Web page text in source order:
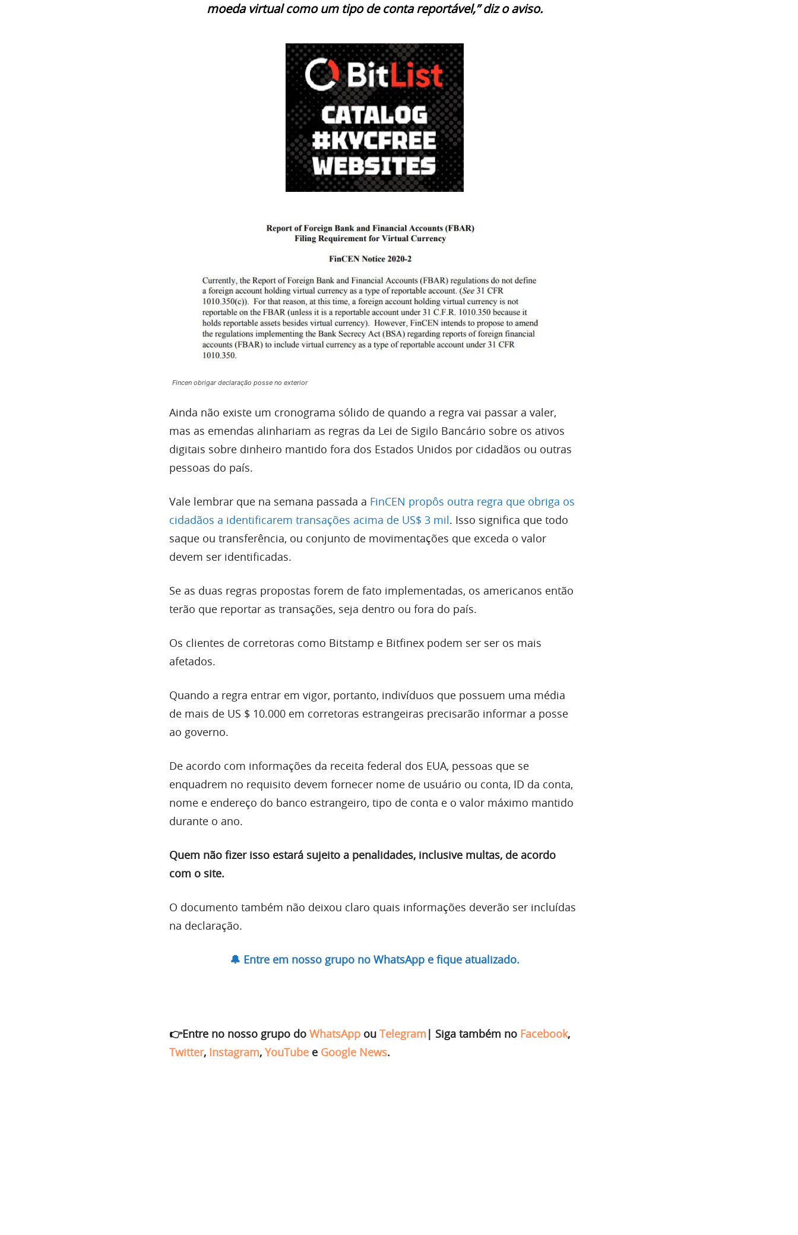
moeda virtual como um tipo de conta reportável,” diz o aviso.
Fincen obrigar declaração posse no exterior
Ainda não existe um cronograma sólido de quando a regra vai passar a valer,
mas as emendas alinhariam as regras da Lei de Sigilo Bancário sobre os ativos
digitais sobre dinheiro mantido fora dos Estados Unidos por cidadãos ou outras
pessoas do país.
Vale lembrar que na semana passada a FinCEN propôs outra regra que obriga os
cidadãos a identificarem transações acima de US$ 3 mil. Isso significa que todo
saque ou transferência, ou conjunto de movimentações que exceda o valor
devem ser identificadas.
Se as duas regras propostas forem de fato implementadas, os americanos então
terão que reportar as transações, seja dentro ou fora do país.
Os clientes de corretoras como Bitstamp e Bitfinex podem ser ser os mais
afetados.
Quando a regra entrar em vigor, portanto, indivíduos que possuem uma média
de mais de US $ 10.000 em corretoras estrangeiras precisarão informar a posse
ao governo.
De acordo com informações da receita federal dos EUA, pessoas que se
enquadrem no requisito devem fornecer nome de usuário ou conta, ID da conta,
nome e endereço do banco estrangeiro, tipo de conta e o valor máximo mantido
durante o ano.
Quem não fizer isso estará sujeito a penalidades, inclusive multas, de acordo
com o site.
O documento também não deixou claro quais informações deverão ser incluídas
na declaração.
🔔 Entre em nosso grupo no WhatsApp e fique atualizado.
👉Entre no nosso grupo do WhatsApp ou Telegram | Siga também no Facebook,
Twitter, Instagram, YouTube e Google News.